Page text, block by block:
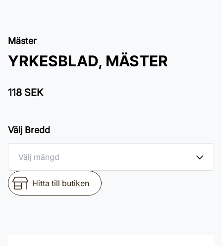
Mäster
YRKESBLAD, MÄSTER
118 SEK
Välj Bredd
Hitta till butiken